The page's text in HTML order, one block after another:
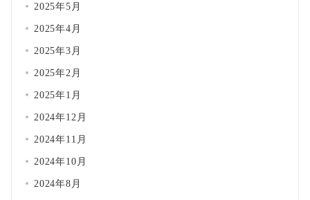
2025年5月
2025年4月
2025年3月
2025年2月
2025年1月
2024年12月
2024年11月
2024年10月
2024年8月